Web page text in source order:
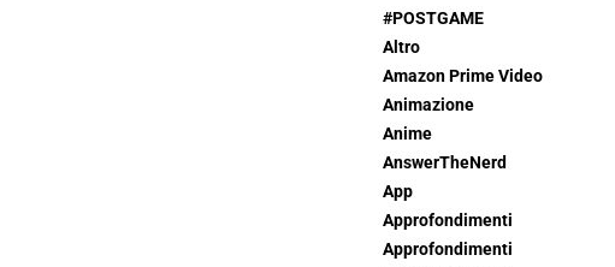
#POSTGAME
Altro
Amazon Prime Video
Animazione
Anime
AnswerTheNerd
App
Approfondimenti
Approfondimenti